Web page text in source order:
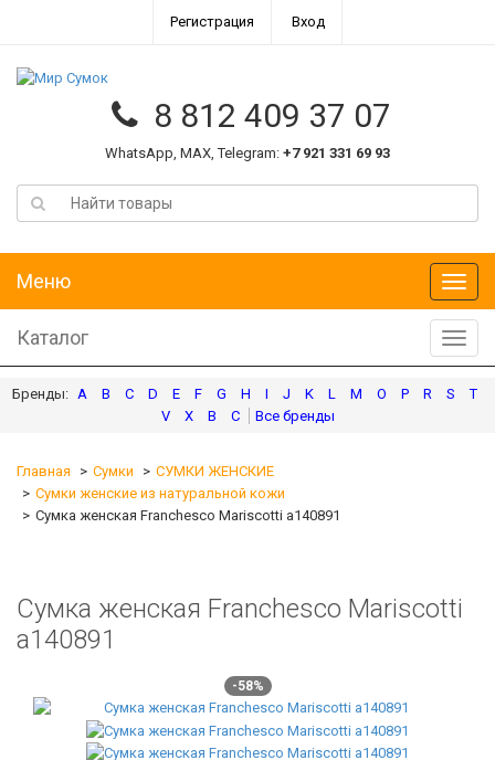
Регистрация Вход
8 812 409 37 07
WhatsApp, MAX, Telegram: +7 921 331 69 93
Меню
Меню
Каталог
A B C D E F G H I J K L M O P R S
T
V
X В С
Главная Сумки
СУМКИ ЖЕНСКИЕ
Сумки женские из натуральной кожи
Сумка женская Franchesco Mariscotti а140891
Сумка женская Franchesco Mariscotti
а140891
-58%